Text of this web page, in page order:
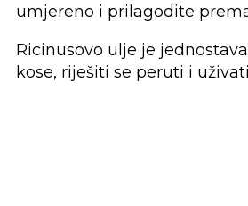
umjereno i prilagodite
Ricinusovo ulje je
kose, riješiti se peruti i